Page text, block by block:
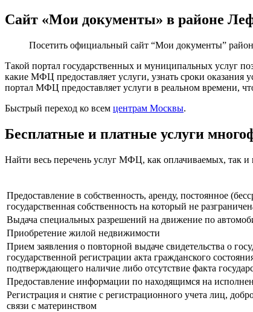
Сайт «Мои документы» в районе
Посетить официальный сайт “Мои документы”
Такой портал государственных и муниципальных услуг
какие МФЦ предоставляет услуги, узнать сроки
портал МФЦ предоставляет услуги в реальном времени,
Быстрый переход ко всем центрам Москвы.
Бесплатные и платные услуги
Найти весь перечень услуг МФЦ, как оплачиваемых, так
Предоставление в собственность, аренду, постоянное
государственная собственность на который не
Выдача специальных разрешений на движение по
Приобретение жилой недвижимости
Прием заявления о повторной выдаче свидетельства о
государственной регистрации акта гражданского
подтверждающего наличие либо отсутствие факта
Предоставление информации по находящимся на
Регистрация и снятие с регистрационного учета лиц,
связи с материнством